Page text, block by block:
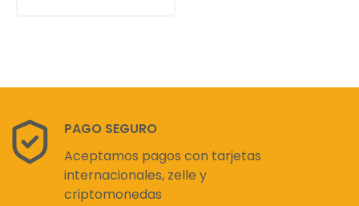
PAGO SEGURO
Aceptamos pagos con tarjetas
internacionales, zelle y
criptomonedas